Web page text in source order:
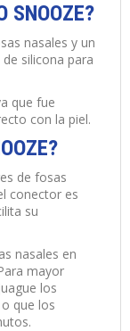
SNOOZE?
nasales y un
silicona para
que fue
con la piel.
de fosas
conector es
su
nasales en
mayor
los
que los